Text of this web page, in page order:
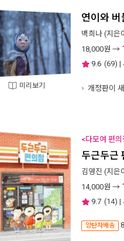
미리보기
연이와 버
백희나 (지은
18,000원 →
9.6 (69) |
개정판이
<다모여 편
두근두근
김영진 (지은
14,000원 →
9.7 (14) |
양탄자배송